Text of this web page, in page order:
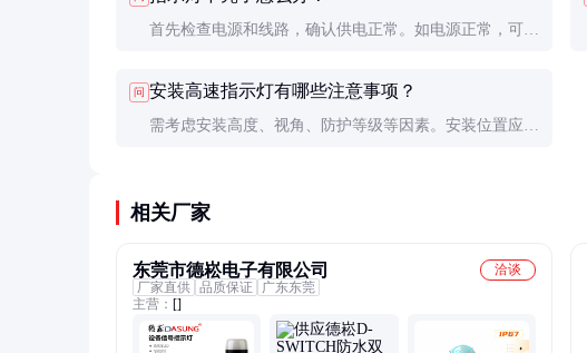
首先检查电源和线路，确认供电正常。如电源正常，可能
拆解维修。
问 安装高速指示灯有哪些注意事项？
需考虑安装高度、视角、防护等级等因素。安装位置应确
相关厂家
东莞市德崧电子有限公司
洽谈
厂家直供 品质保证
广东东莞
主营： []